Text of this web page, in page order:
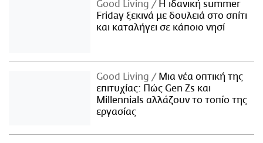
Good Living
Η ιδανική summer
Friday ξεκινά με δουλειά στο σπίτι
και καταλήγει σε κάποιο νησί
Good Living
Μια νέα οπτική της
επιτυχίας: Πώς Gen Zs και
Millennials αλλάζουν το τοπίο της
εργασίας